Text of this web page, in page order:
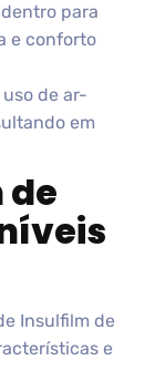
para
e conforto
de ar-
em
de
Insulfilm de
e